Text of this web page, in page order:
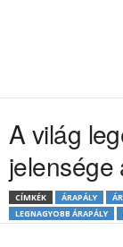
A világ
jelensége
CÍMKÉK ÁRAPÁLY
LEGNAGYOBB ÁRAPÁLY